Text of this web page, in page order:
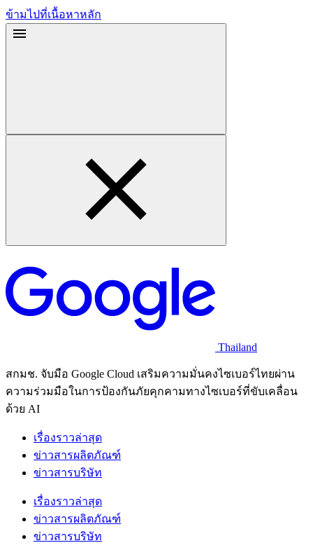
ข้ามไปที่เนื้อหาหลัก
Thailand
สกมช. จับมือ Google Cloud เสริมความมั่นคงไซเบอร์ไทยผ่าน
ความร่วมมือในการป้องกันภัยคุกคามทางไซเบอร์ที่ขับเคลื่อน
ด้วย AI
เรื่องราวล่าสุด
ข่าวสารผลิตภัณฑ์
ข่าวสารบริษัท
เรื่องราวล่าสุด
ข่าวสารผลิตภัณฑ์
ข่าวสารบริษัท